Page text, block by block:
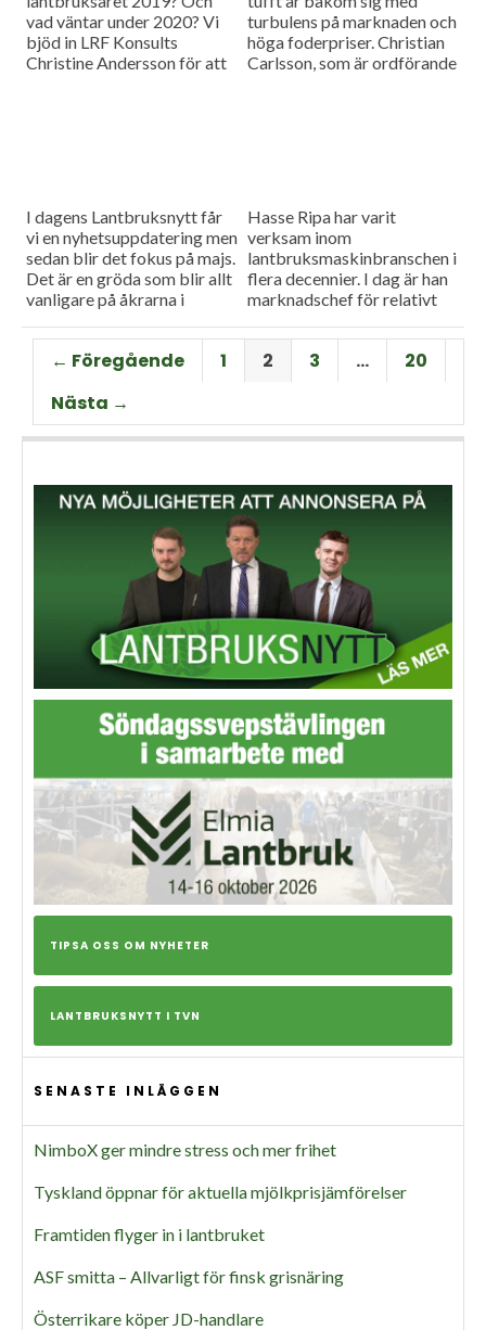
vad väntar under 2020? Vi
bjöd in LRF Konsults
Christine Andersson för att
turbulens på marknaden och
höga foderpriser. Christian
Carlsson, som är ordförande
I dagens Lantbruksnytt får
vi en nyhetsuppdatering men
sedan blir det fokus på majs.
Det är en gröda som blir allt
vanligare på åkrarna i
som vet allt om majsens
fördelar, men också om
majsens utmaningar, är Hans
Thorell som började odla
grödan redan på 70-talet.
Hasse Ripa har varit
verksam inom
lantbruksmaskinbranschen i
flera decennier. I dag är han
marknadschef för relativt
Machinery med
huvudagenturen Claas. Hur
går det för Swedish Agro
← Föregående 1 2 3 …
20
Nästa →
TIPSA OSS OM NYHETER
LANTBRUKSNYTT I TVN
SENASTE INLÄGGEN
NimboX ger mindre stress och mer frihet
Tyskland öppnar för aktuella mjölkprisjämförelser
Framtiden flyger in i lantbruket
ASF smitta – Allvarligt för finsk grisnäring
Österrikare köper JD-handlare